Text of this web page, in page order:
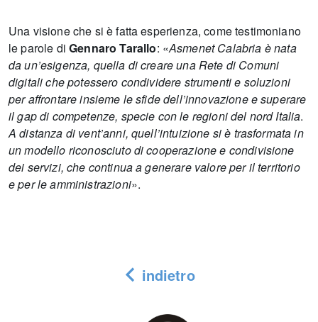
Una visione che si è fatta esperienza, come testimoniano
le parole diGennaro Tarallo: «Asmenet Calabria è nata
da un’esigenza, quella di creare una Rete di Comuni
digitali che potessero condividere strumenti e soluzioni
per affrontare insieme le sfide dell’innovazione e superare
il gap di competenze, specie con le regioni del nord Italia.
A distanza di vent’anni, quell’intuizione si è trasformata in
un modello riconosciuto di cooperazione e condivisione
dei servizi, che continua a generare valore per il territorio
e per le amministrazioni».
indietro